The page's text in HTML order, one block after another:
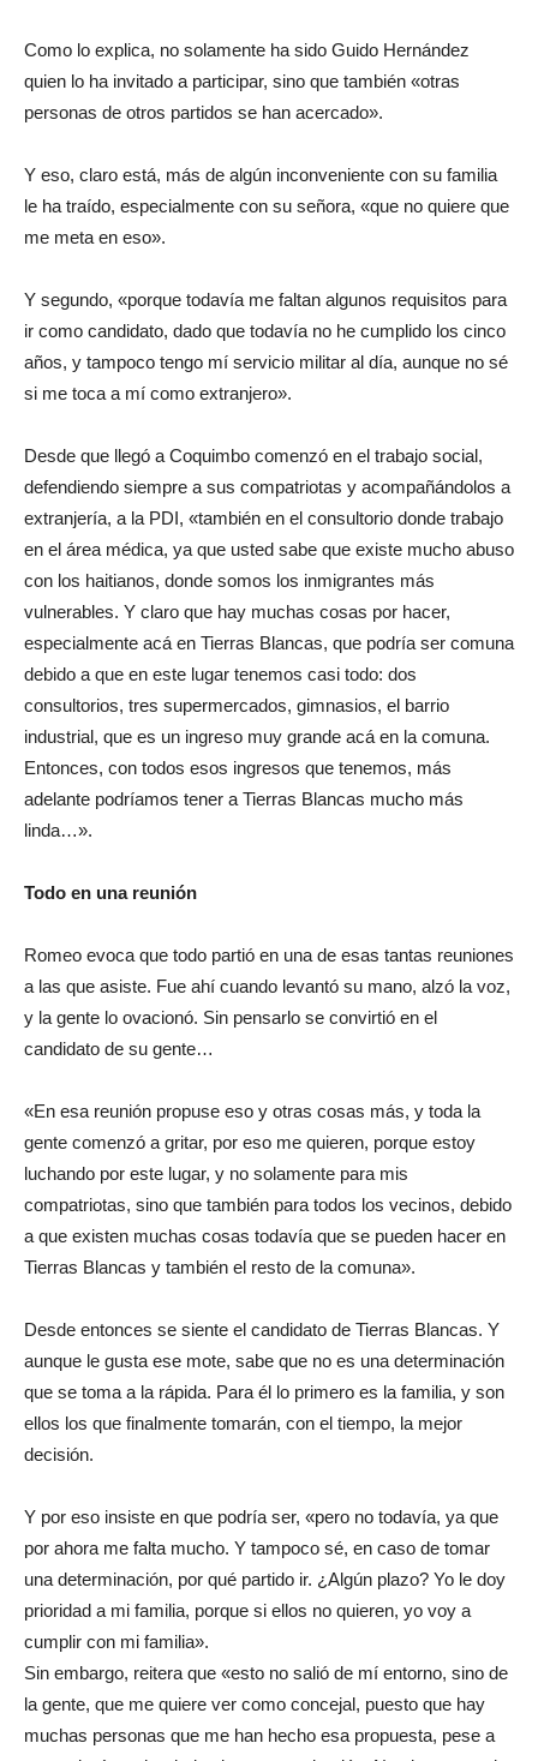
Como lo explica, no solamente ha sido Guido Hernández
quien lo ha invitado a participar, sino que también «otras
personas de otros partidos se han acercado».
Y eso, claro está, más de algún inconveniente con su familia
le ha traído, especialmente con su señora, «que no quiere que
me meta en eso».
Y segundo, «porque todavía me faltan algunos requisitos para
ir como candidato, dado que todavía no he cumplido los cinco
años, y tampoco tengo mí servicio militar al día, aunque no sé
si me toca a mí como extranjero».
Desde que llegó a Coquimbo comenzó en el trabajo social,
defendiendo siempre a sus compatriotas y acompañándolos a
extranjería, a la PDI, «también en el consultorio donde trabajo
en el área médica, ya que usted sabe que existe mucho abuso
con los haitianos, donde somos los inmigrantes más
vulnerables. Y claro que hay muchas cosas por hacer,
especialmente acá en Tierras Blancas, que podría ser comuna
debido a que en este lugar tenemos casi todo: dos
consultorios, tres supermercados, gimnasios, el barrio
industrial, que es un ingreso muy grande acá en la comuna.
Entonces, con todos esos ingresos que tenemos, más
adelante podríamos tener a Tierras Blancas mucho más
linda…».
Todo en una reunión
Romeo evoca que todo partió en una de esas tantas reuniones
a las que asiste. Fue ahí cuando levantó su mano, alzó la voz,
y la gente lo ovacionó. Sin pensarlo se convirtió en el
candidato de su gente…
«En esa reunión propuse eso y otras cosas más, y toda la
gente comenzó a gritar, por eso me quieren, porque estoy
luchando por este lugar, y no solamente para mis
compatriotas, sino que también para todos los vecinos, debido
a que existen muchas cosas todavía que se pueden hacer en
Tierras Blancas y también el resto de la comuna».
Desde entonces se siente el candidato de Tierras Blancas. Y
aunque le gusta ese mote, sabe que no es una determinación
que se toma a la rápida. Para él lo primero es la familia, y son
ellos los que finalmente tomarán, con el tiempo, la mejor
decisión.
Y por eso insiste en que podría ser, «pero no todavía, ya que
por ahora me falta mucho. Y tampoco sé, en caso de tomar
una determinación, por qué partido ir. ¿Algún plazo? Yo le doy
prioridad a mi familia, porque si ellos no quieren, yo voy a
cumplir con mi familia».
Sin embargo, reitera que «esto no salió de mí entorno, sino de
la gente, que me quiere ver como concejal, puesto que hay
muchas personas que me han hecho esa propuesta, pese a